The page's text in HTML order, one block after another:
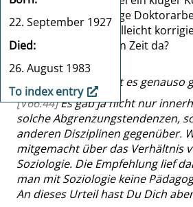
22. September 1927
Died
26. August 1983
To index entry
auch sicher eine kluge
mehr nicht. Aber vielleicht
waren ja zur gleichen Zeit da?
| a53|
Nein, mir ist es genauso
[V66:44]Es gab ja nicht nur
solche Abgrenzungstendenzen,
anderen Disziplinen gegenüber.
mitgemacht über das Verhältnis
Soziologie. Die Empfehlung lief
man mit Soziologie keine
An dieses Urteil hast Du Dich